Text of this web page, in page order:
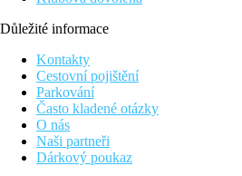
Důležité informace
Kontakty
Cestovní pojištění
Parkování
Často kladené otázky
O nás
Naši partneři
Dárkový poukaz